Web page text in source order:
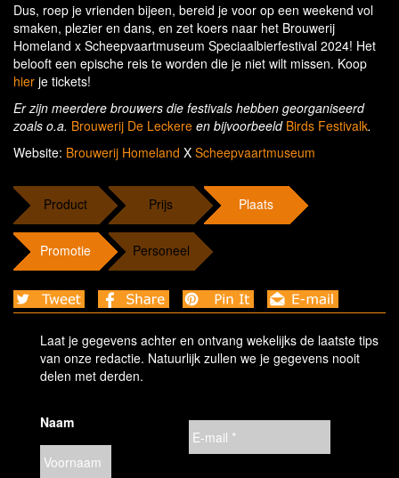
Dus, roep je vrienden bijeen, bereid je voor op een weekend vol
smaken, plezier en dans, en zet koers naar het Brouwerij
Homeland x Scheepvaartmuseum Speciaalbierfestival 2024! Het
belooft een epische reis te worden die je niet wilt missen. Koop
hier je tickets!
Er zijn meerdere brouwers die festivals hebben georganiseerd
zoals o.a. Brouwerij De Leckere en bijvoorbeeld Birds Festivalk.
Website: Brouwerij Homeland X Scheepvaartmuseum
Product Prijs Plaats
Promotie Personeel
Laat je gegevens achter en ontvang wekelijks de laatste tips
van onze redactie. Natuurlijk zullen we je gegevens nooit
delen met derden.
Naam